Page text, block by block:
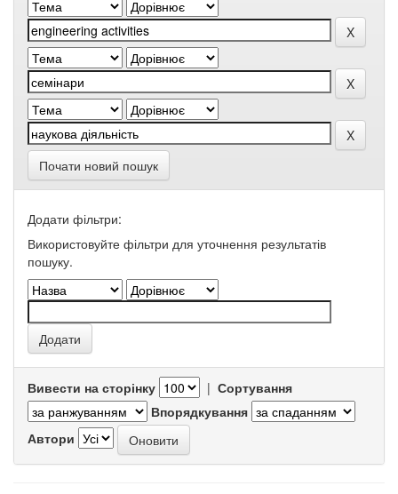
Почати новий пошук
Додати фільтри:
Використовуйте фільтри для уточнення результатів
пошуку.
Вивести на сторінку | Сортування
Впорядкування
Автори